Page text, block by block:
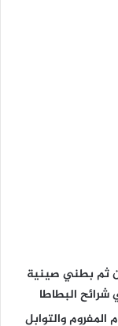
ومن ثم بطني صينية
شرائح البطاطا
المفروم والتوابل